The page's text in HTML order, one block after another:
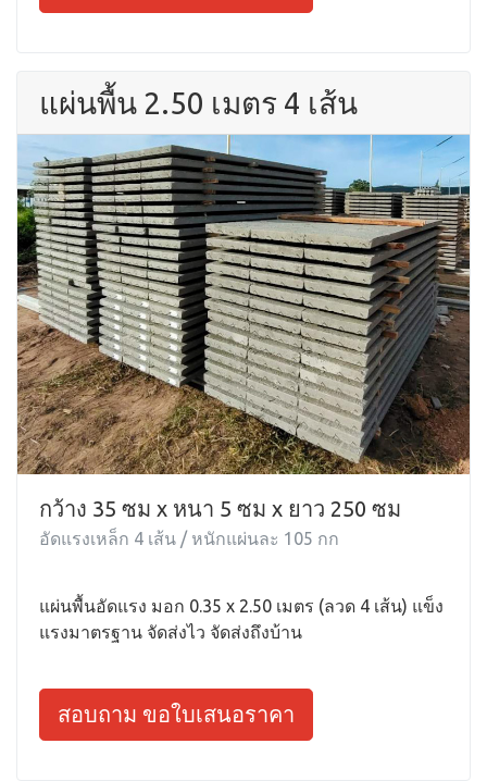
แผ่นพื้น 2.50 เมตร 4 เส้น
กว้าง 35 ซม x หนา 5 ซม x ยาว 250 ซม
อัดแรงเหล็ก 4 เส้น / หนักแผ่นละ 105 กก
แผ่นพื้นอัดแรง มอก 0.35 x 2.50 เมตร (ลวด 4 เส้น) แข็ง
แรงมาตรฐาน จัดส่งไว จัดส่งถึงบ้าน
สอบถาม ขอใบเสนอราคา